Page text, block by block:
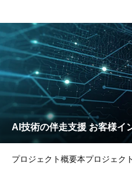
AI技術の伴走支援 お客様イ
プロジェクト概要本プロジェク